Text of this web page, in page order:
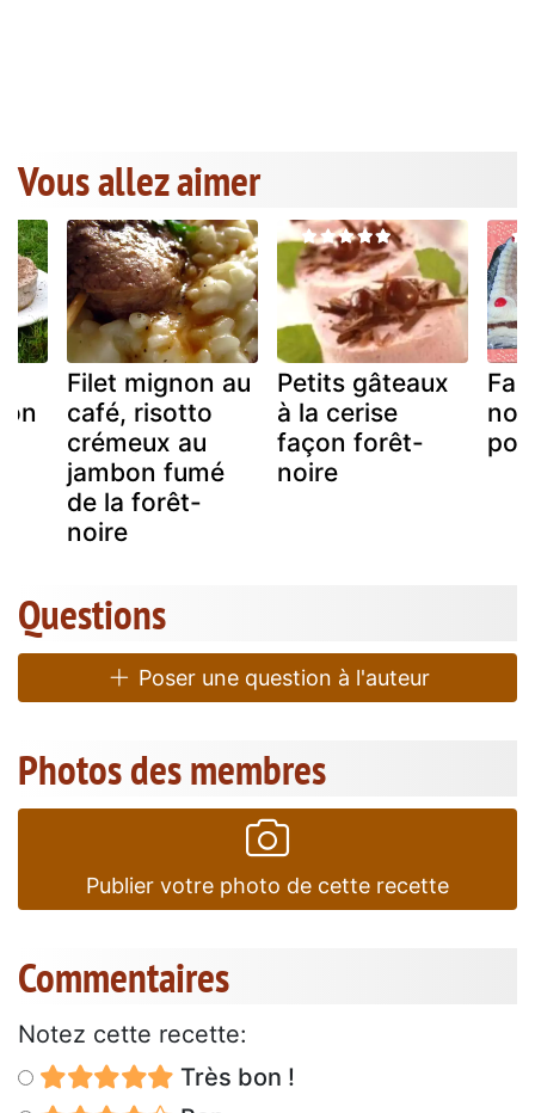
Vous allez aimer
Filet mignon au
café, risotto
crémeux au
jambon fumé
de la forêt-
noire
Petits gâteaux
à la cerise
façon forêt-
noire
Questions
Poser une question à l'auteur
Photos des membres
Publier votre photo de cette recette
Commentaires
Notez cette recette:
Très bon !